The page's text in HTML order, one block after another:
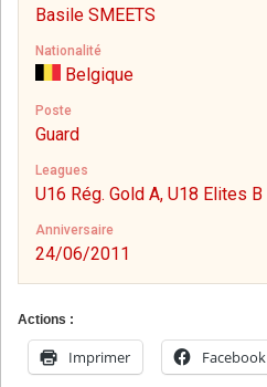
Basile SMEETS
Nationalité
Belgique
Poste
Guard
Leagues
U16 Rég. Gold A, U18 Elites B
Anniversaire
24/06/2011
Actions :
Imprimer Facebook